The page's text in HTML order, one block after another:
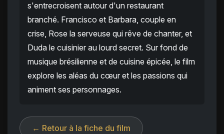
s'entrecroisent autour d'un restaurant
branché. Francisco et Barbara, couple en
crise, Rose la serveuse qui rêve de chanter, et
Duda le cuisinier au lourd secret. Sur fond de
musique brésilienne et de cuisine épicée, le film
explore les aléas du cœur et les passions qui
animent ses personnages.
← Retour à la fiche du film